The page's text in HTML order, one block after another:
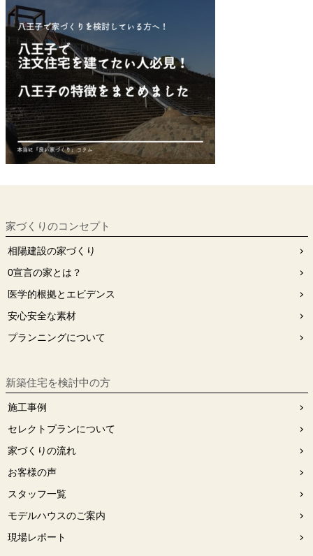
家づくりのコンセプト
相陽建設の家づくり
0宣⾔の家とは？
医学的根拠とエビデンス
安⼼安全な素材
プランニングについて
新築住宅を検討中の方
施工事例
セレクトプランについて
家づくりの流れ
お客様の声
スタッフ⼀覧
モデルハウスのご案内
現場レポート